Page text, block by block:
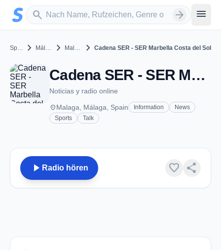
Zum Hauptinhalt springen
search
Sender suchen arrow_forward menu
Spain chevron_right Málaga chevron_right Malaga chevron_rightCadena SER - SER Marbella Costa del Sol
Cadena SER - SER Marbella Costa del Sol - FM 93.3 - Malaga
Noticias y radio online
placeMalaga, Málaga, Spain Information
News
Sports
Talk
play_arrow Radio hören favorite share